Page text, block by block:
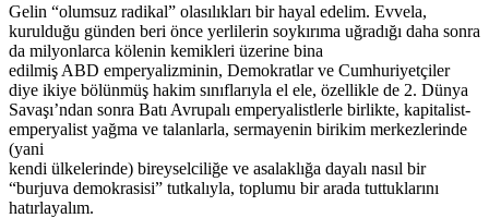
Gelin “olumsuz radikal” olasılıkları bir hayal edelim. Evvela,
kurulduğu günden beri önce yerlilerin soykırıma uğradığı daha sonra
da milyonlarca kölenin kemikleri üzerine bina
edilmiş ABD emperyalizminin, Demokratlar ve Cumhuriyetçiler
diye ikiye bölünmüş hakim sınıflarıyla el ele, özellikle de 2. Dünya
Savaşı’ndan sonra Batı Avrupalı emperyalistlerle birlikte, kapitalist-
emperyalist yağma ve talanlarla, sermayenin birikim merkezlerinde
(yani
kendi ülkelerinde) bireyselciliğe ve asalaklığa dayalı nasıl bir
“burjuva demokrasisi” tutkalıyla, toplumu bir arada tuttuklarını
hatırlayalım.